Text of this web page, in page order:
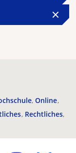
Online
Rechtliches